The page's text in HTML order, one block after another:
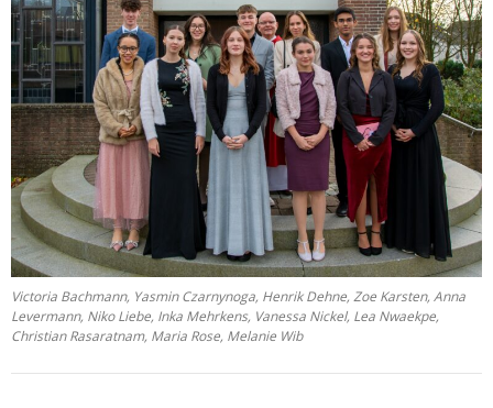
Victoria Bachmann, Yasmin Czarnynoga, Henrik Dehne, Zoe Karsten, Anna
Levermann, Niko Liebe, Inka Mehrkens, Vanessa Nickel, Lea Nwaekpe,
Christian Rasaratnam, Maria Rose, Melanie Wib